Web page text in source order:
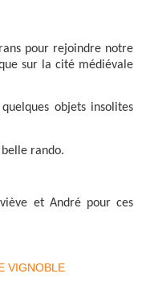
pour rejoindre notre
sur la cité médiévale
objets insolites
rando.
et André pour ces